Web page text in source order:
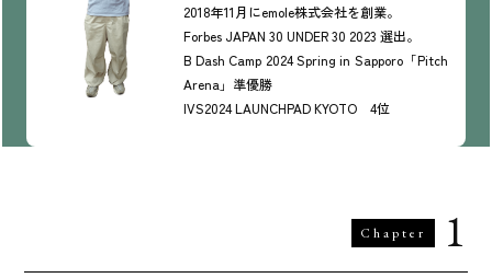
2018年11月にemole株式会社を創業。
Forbes JAPAN 30 UNDER 30 2023 選出。
B Dash Camp 2024 Spring in Sapporo「Pitch
Arena」準優勝
IVS2024 LAUNCHPAD KYOTO 4位
Chapter 1